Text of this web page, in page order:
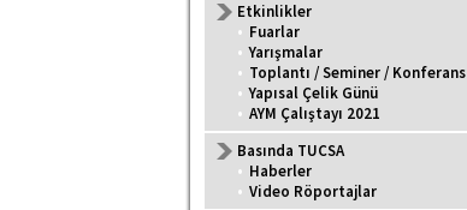
Etkinlikler
• Fuarlar
• Yarışmalar
• Toplantı / Seminer / Konferans
• Yapısal Çelik Günü
• AYM Çalıştayı 2021
Basında TUCSA
• Haberler
• Video Röportajlar